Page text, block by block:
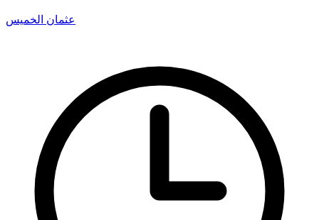
عثمان الخميس